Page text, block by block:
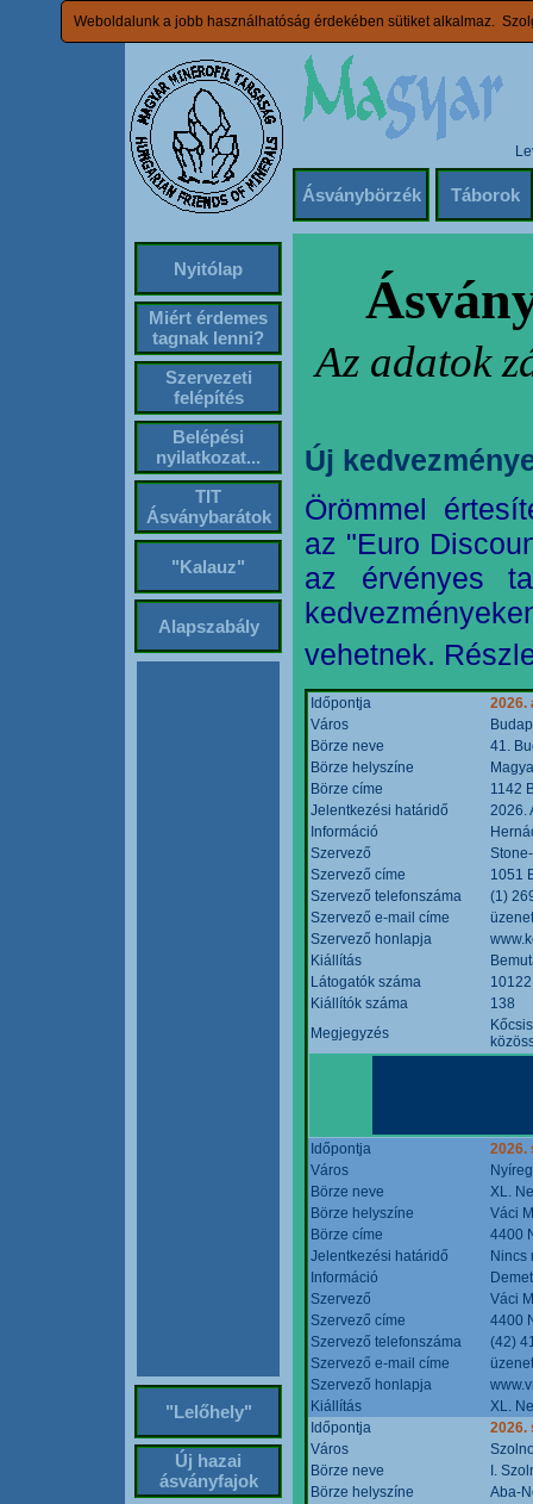
Weboldalunk a jobb használhatóság érdekében sütiket alkalmaz.
Ásványbörzék Táborok
Nyitólap
Miért érdemes
tagnak lenni?
Szervezeti
felépítés
Belépési
nyilatkozat...
TIT
Ásványbarátok
"Kalauz"
Alapszabály
"Lelőhely"
Új hazai
ásványfajok
Az adatok
Új
Örömmel
az "Euro
az érvényes
vehetnek.
Időpontja
2026.
Város
Börze neve
41.
Börze helyszíne
Börze címe
1142
Jelentkezési határidő
2026.
Információ
Szervező
Szervező címe
1051
Szervező telefonszáma
(1)
Szervező e-mail címe
Szervező honlapja
Kiállítás
Látogatók száma
10122
Kiállítók száma
138
Megjegyzés
Időpontja
2026.
Város
Börze neve
XL.
Börze helyszíne
Váci
Börze címe
4400
Jelentkezési határidő
Nincs
Információ
Szervező
Váci
Szervező címe
4400
Szervező telefonszáma
(42)
Szervező e-mail címe
Szervező honlapja
Kiállítás
XL.
Időpontja
2026.
Város
Börze neve
I.
Börze helyszíne
Aba-